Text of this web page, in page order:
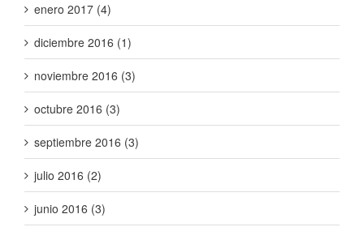
enero 2017 (4)
diciembre 2016 (1)
noviembre 2016 (3)
octubre 2016 (3)
septiembre 2016 (3)
julio 2016 (2)
junio 2016 (3)